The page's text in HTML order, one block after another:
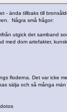
- ända tillbaks till
Några små frågor:
utgick det samband
med dom artefakter,
floderna. Det var icke
sälja och så många